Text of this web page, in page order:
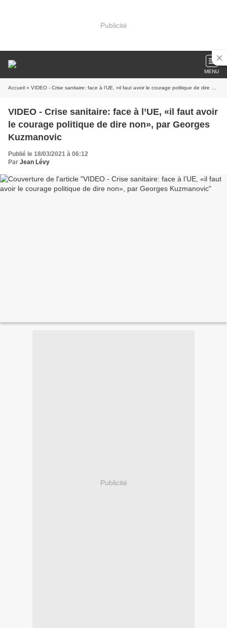
Publicité
MENU
Accueil » VIDEO - Crise sanitaire: face à l’UE, «il faut avoir le courage politique de dire non», par Georges Kuzmanovic
VIDEO - Crise sanitaire: face à l’UE, «il faut avoir
le courage politique de dire non», par Georges
Kuzmanovic
Publié le 18/03/2021 à 06:12
Par Jean Lévy
Publicité